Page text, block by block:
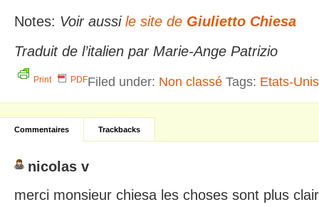
Notes: Voir aussi le site de Giulietto Chiesa
Traduit de l’italien par Marie-Ange Patrizio
Print PDFFiled under: Non classé Tags: Etats-Unis
Commentaires Trackbacks
nicolas v
merci monsieur chiesa les choses sont plus